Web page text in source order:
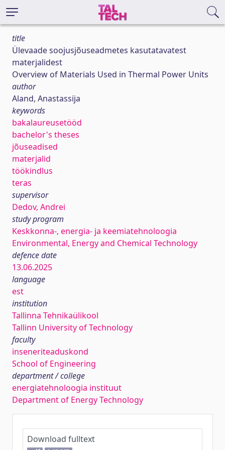
title
Ülevaade soojusjõuseadmetes kasutatavatest
materjalidest
Overview of Materials Used in Thermal Power Units
author
Aland, Anastassija
keywords
bakalaureusetööd
bachelor's theses
jõuseadised
materjalid
töökindlus
teras
supervisor
Dedov, Andrei
study program
Keskkonna-, energia- ja keemiatehnoloogia
Environmental, Energy and Chemical Technology
defence date
13.06.2025
language
est
institution
Tallinna Tehnikaülikool
Tallinn University of Technology
faculty
inseneriteaduskond
School of Engineering
department / college
energiatehnoloogia instituut
Department of Energy Technology
Download fulltext